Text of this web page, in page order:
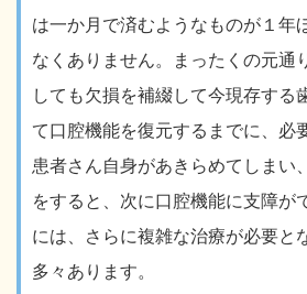
は一か月で済むようなものが１年
なくありません。まったくの元通
しても欠損を補綴して今現存する
て口腔機能を復元するまでに、必
患者さん自身があきらめてしまい
をすると、次に口腔機能に支障が
には、さらに複雑な治療が必要と
多々あります。